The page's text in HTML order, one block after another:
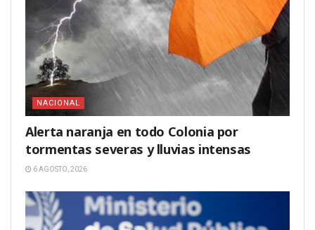
NACIONAL
Alerta naranja en todo Colonia por
tormentas severas y lluvias intensas
6 AGOSTO, 2026